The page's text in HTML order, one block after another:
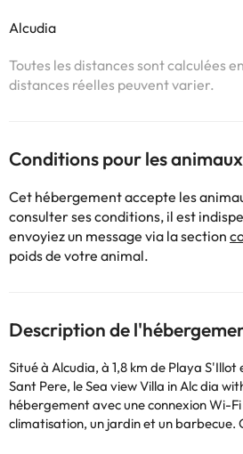
Alcudia
Toutes les distances sont calculées
distances réelles peuvent varier.
Conditions pour les
Cet hébergement accepte les
consulter ses conditions, il est
envoyiez un message via la section
poids de votre animal.
Description de
Situé à Alcudia, à 1,8 km de Playa S'Illot
Sant Pere, le Sea view Villa in Alc dia
hébergement avec une connexion Wi-
climatisation, un jardin et un barbecue.